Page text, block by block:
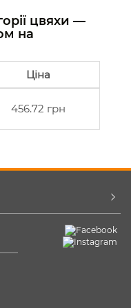
цвяхи —
на
Ціна
456.72 грн